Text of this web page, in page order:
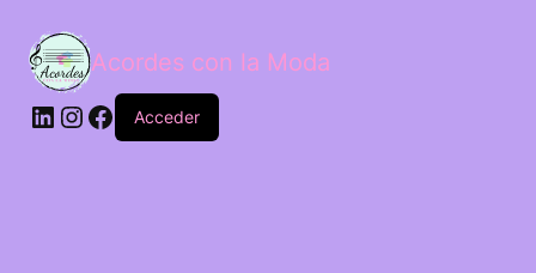
Acordes con la Moda
Acceder